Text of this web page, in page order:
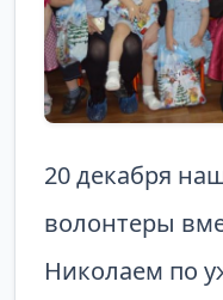
20 декабря
волонтеры
Николаем по